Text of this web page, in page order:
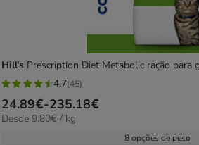
Hill's Prescription Diet Metabolic ração para
4.7
estrelas
com
4.7(45)
Preço
de
24.89€-235.18€
9.80€
Desde 9.80€ / kg
8 opções de peso